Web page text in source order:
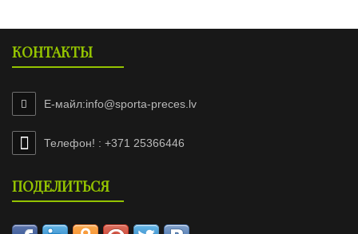
КОНТАКТЫ
Е-майл:info@sporta-preces.lv
Телефон! : +371 25366446
ПОДЕЛИТЬСЯ